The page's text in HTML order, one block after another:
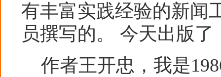
有丰富实践经验的新闻
员撰写的。 今天出版
作者王开忠，我是